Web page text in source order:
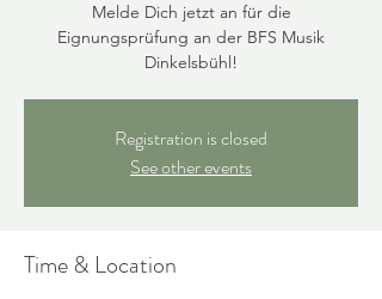
Melde Dich jetzt an für die
Eignungsprüfung an der BFS Musik
Dinkelsbühl!
Registration is closed
See other events
Time & Location